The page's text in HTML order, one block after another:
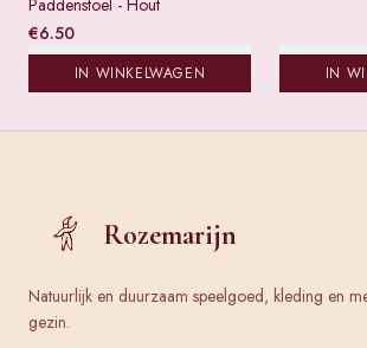
Paddenstoel - Hout
€6.50
IN WINKELWAGEN IN
Rozemarijn
Natuurlijk en duurzaam speelgoed, kleding en
gezin.